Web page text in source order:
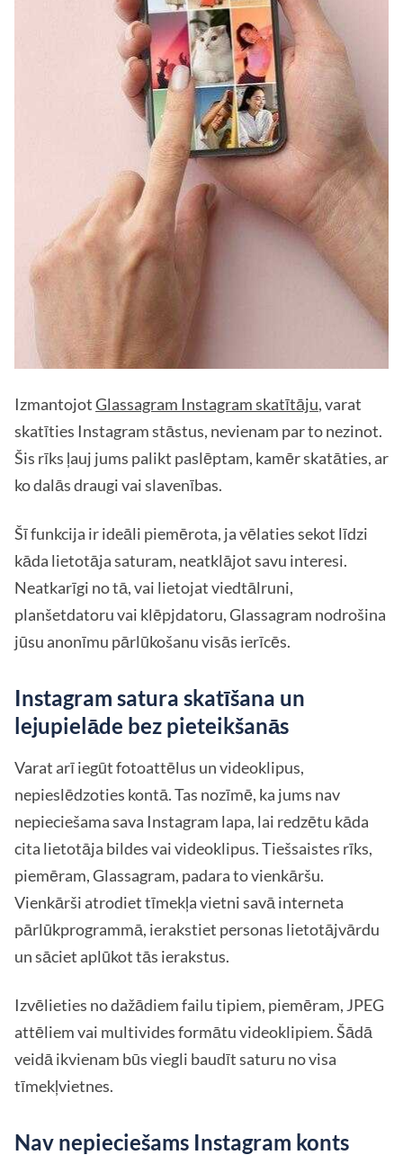
IzmantojotGlassagram Instagram skatītāju, varat
skatīties Instagram stāstus, nevienam par to nezinot.
Šis rīks ļauj jums palikt paslēptam, kamēr skatāties, ar
ko dalās draugi vai slavenības.
Šī funkcija ir ideāli piemērota, ja vēlaties sekot līdzi
kāda lietotāja saturam, neatklājot savu interesi.
Neatkarīgi no tā, vai lietojat viedtālruni,
planšetdatoru vai klēpjdatoru, Glassagram nodrošina
jūsu anonīmu pārlūkošanu visās ierīcēs.
Instagram satura skatīšana un
lejupielāde bez pieteikšanās
Varat arī iegūt fotoattēlus un videoklipus,
nepieslēdzoties kontā. Tas nozīmē, ka jums nav
nepieciešama sava Instagram lapa, lai redzētu kāda
cita lietotāja bildes vai videoklipus. Tiešsaistes rīks,
piemēram, Glassagram, padara to vienkāršu.
Vienkārši atrodiet tīmekļa vietni savā interneta
pārlūkprogrammā, ierakstiet personas lietotājvārdu
un sāciet aplūkot tās ierakstus.
Izvēlieties no dažādiem failu tipiem, piemēram, JPEG
attēliem vai multivides formātu videoklipiem. Šādā
veidā ikvienam būs viegli baudīt saturu no visa
tīmekļvietnes.
Nav nepieciešams Instagram konts